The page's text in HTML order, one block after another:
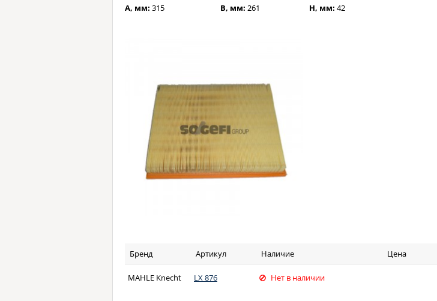
A, мм: 315 B, мм: 261 H, мм:42
Бренд Артикул Наличие Цена
MAHLE Knecht LX 876 Нет в наличии